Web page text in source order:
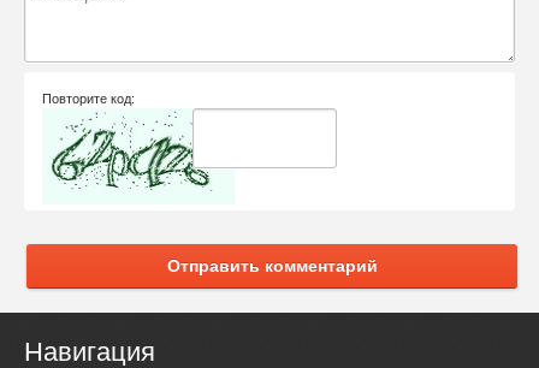
Повторите код:
Отправить комментарий
Навигация